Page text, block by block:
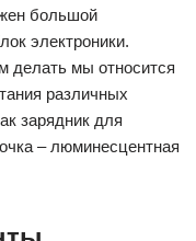
большой
электроники.
делать мы относится
различных
зарядник для
– люминесцентная